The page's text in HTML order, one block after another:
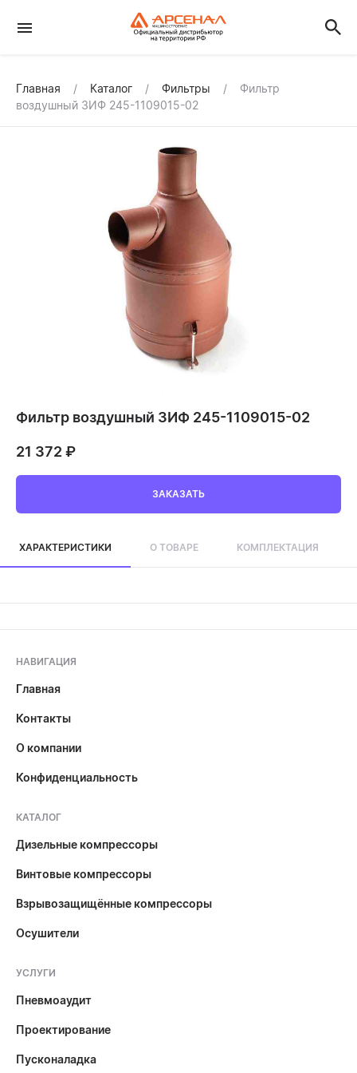
Главная Каталог Фильтры
Фильтр
воздушный ЗИФ 245-1109015-02
Фильтр воздушный ЗИФ 245-1109015-02
21 372₽
ЗАКАЗАТЬ
ХАРАКТЕРИСТИКИ О ТОВАРЕ КОМПЛЕКТАЦИЯ
НАВИГАЦИЯ
Главная
Контакты
О компании
Конфиденциальность
КАТАЛОГ
Дизельные компрессоры
Винтовые компрессоры
Взрывозащищённые компрессоры
Осушители
УСЛУГИ
Пневмоаудит
Проектирование
Пусконаладка